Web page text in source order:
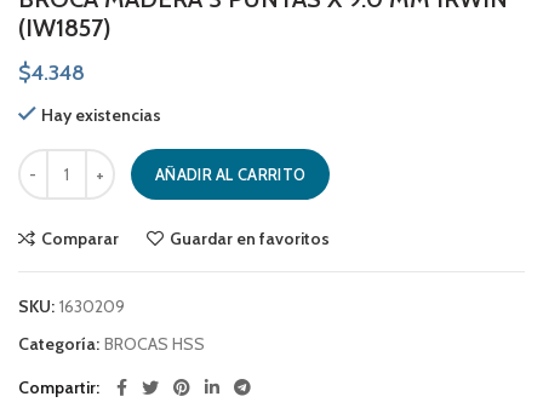
(IW1857)
$4.348
Hay existencias
BROCA MADERA 3 PUNTAS X 9.0 MM IRWIN (IW1857) cantidad
AÑADIR AL CARRITO
Comparar Guardar en favoritos
SKU: 1630209
Categoría: BROCAS HSS
Compartir